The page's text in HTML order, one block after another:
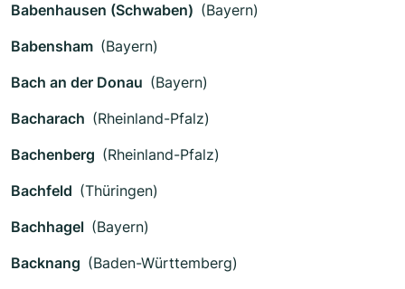
Babenhausen (Schwaben) (Bayern)
Babensham (Bayern)
Bach an der Donau (Bayern)
Bacharach (Rheinland-Pfalz)
Bachenberg (Rheinland-Pfalz)
Bachfeld (Thüringen)
Bachhagel (Bayern)
Backnang (Baden-Württemberg)